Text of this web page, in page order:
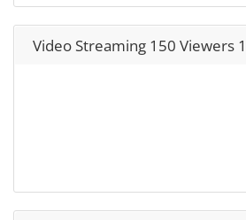
Video Streaming 150 Viewers